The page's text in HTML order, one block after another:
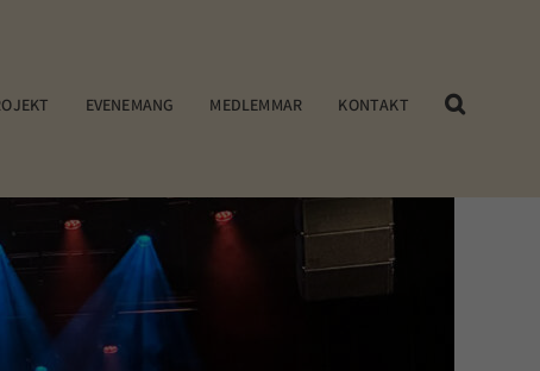
EVENEMANG MEDLEMMAR KONTAKT